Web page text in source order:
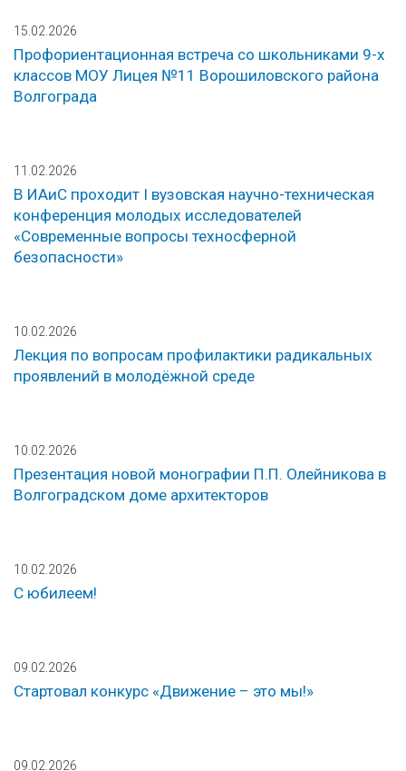
15.02.2026
Профориентационная встреча со школьниками 9-х
классов МОУ Лицея №11 Ворошиловского района
Волгограда
11.02.2026
В ИАиС проходит I вузовская научно-техническая
конференция молодых исследователей
«Современные вопросы техносферной
безопасности»
10.02.2026
Лекция по вопросам профилактики радикальных
проявлений в молодёжной среде
10.02.2026
Презентация новой монографии П.П. Олейникова в
Волгоградском доме архитекторов
10.02.2026
С юбилеем!
09.02.2026
Стартовал конкурс «Движение – это мы!»
09.02.2026